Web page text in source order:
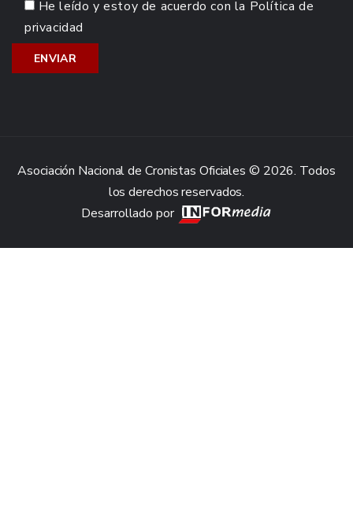
He leído y estoy de acuerdo con la Política de
privacidad
Asociación Nacional de Cronistas Oficiales © 2026. Todos
los derechos reservados.
Desarrollado por